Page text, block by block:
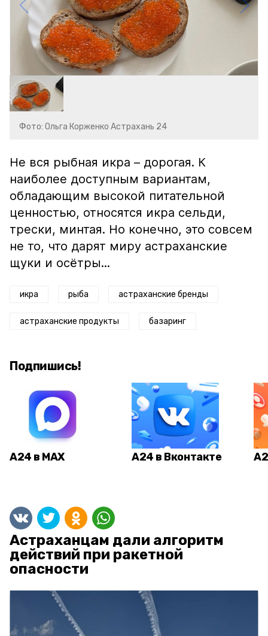
Фото: Ольга Корженко Астрахань 24
Не вся рыбная икра – дорогая. К
наиболее доступным вариантам,
обладающим высокой питательной
ценностью, относятся икра сельди,
трески, минтая. Но конечно, это совсем
не то, что дарят миру астраханские
щуки и осётры...
икра рыба астраханские бренды
астраханские продукты базаринг
Подпишись!
А24 в MAX А24 в Вконтакте
Астраханцам дали алгоритм
действий при ракетной
опасности